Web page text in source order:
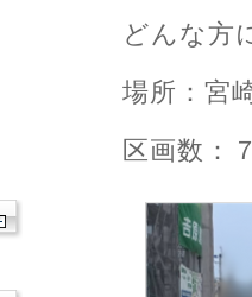
どんな方
場所：宮
区画数：